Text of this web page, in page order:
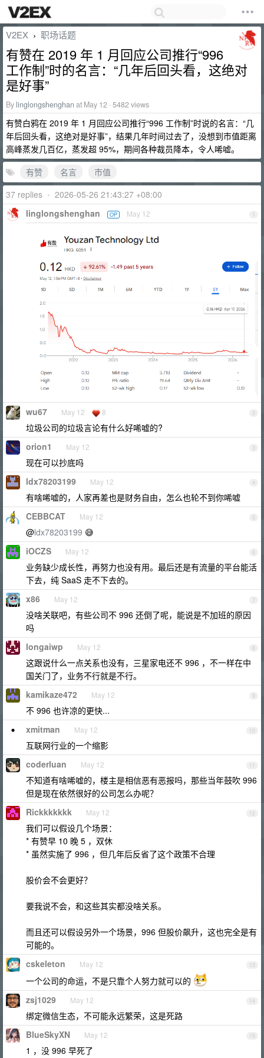
V2EX › 职场话题
有赞在 2019 年 1 月回应公司推行“996
工作制”时的名言：“‌几年后回头看，这绝对
是好事‌”
By linglongshenghan at May 12 · 5482 views
有赞白鸦在 2019 年 1 月回应公司推行“996 工作制”时说的名言：“‌几
年后回头看，这绝对是好事‌”，结果几年时间过去了，没想到市值距离
高峰蒸发几百亿，蒸发超 95%，期间各种裁员降本，令人唏嘘。
有赞
名言
市值
37 replies • 2026-05-26 21:43:27 +08:00
1
linglongshenghan OP May 12
2
wu67 May 12 8
垃圾公司的垃圾言论有什么好唏嘘的?
3
orion1 May 12
现在可以抄底吗
4
ldx78203199 May 12
有啥唏嘘的，人家再差也是财务自由，怎么也轮不到你唏嘘
5
CEBBCAT May 12
@ldx78203199 😅
6
iOCZS May 12
业务缺少成长性，再努力也没有用。最后还是有流量的平台能活
下去，纯 SaaS 走不下去的。
7
x86 May 12
没啥关联吧，有些公司不 996 还倒了呢，能说是不加班的原因
吗
8
longaiwp May 12
这跟说什么一点关系也没有，三星家电还不 996 ，不一样在中
国关门了，业务不行就是不行。
9
kamikaze472 May 12
不 996 也许凉的更快...
10
xmitman May 12
互联网行业的一个缩影
11
coderluan May 12
不知道有啥唏嘘的，楼主是相信恶有恶报吗，那些当年鼓吹 996
但是现在依然很好的公司怎么办呢？
12
Rickkkkkkk May 12
我们可以假设几个场景：
* 有赞早 10 晚 5 ，双休
* 虽然实施了 996 ，但几年后反省了这个政策不合理
股价会不会更好？
要我说不会，和这些其实都没啥关系。
而且还可以假设另外一个场景，996 但股价飙升，这也完全是有
可能的。
13
cskeleton May 12
一个公司的命运，不是只靠个人努力就可以的
14
zsj1029 May 12
绑定微信生态，不可能永远繁荣，这是死路
15
BlueSkyXN May 12
1 ，没 996 早死了